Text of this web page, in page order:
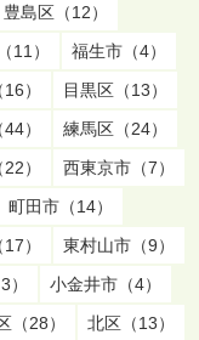
豊島区（12）
11）
福生市（4）
）
目黒区（13）
）
練馬区（24）
）
西東京市（7）
町田市（14）
）
東村山市（9）
）
小金井市（4）
（28）
北区（13）